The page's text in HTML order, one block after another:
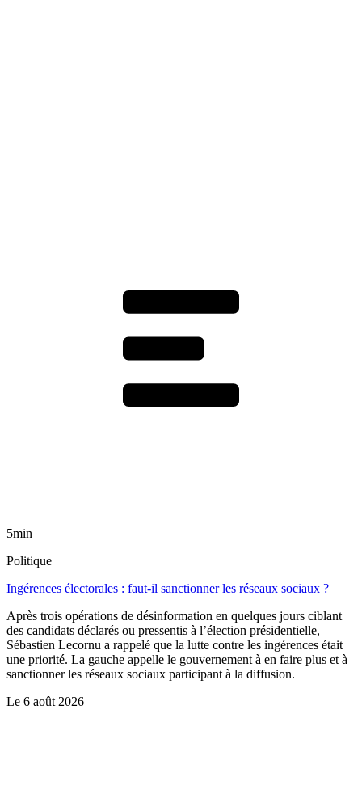
5min
Politique
Ingérences électorales : faut-il sanctionner les réseaux sociaux ?
Après trois opérations de désinformation en quelques jours ciblant
des candidats déclarés ou pressentis à l’élection présidentielle,
Sébastien Lecornu a rappelé que la lutte contre les ingérences était
une priorité. La gauche appelle le gouvernement à en faire plus et à
sanctionner les réseaux sociaux participant à la diffusion.
Le 6 août 2026